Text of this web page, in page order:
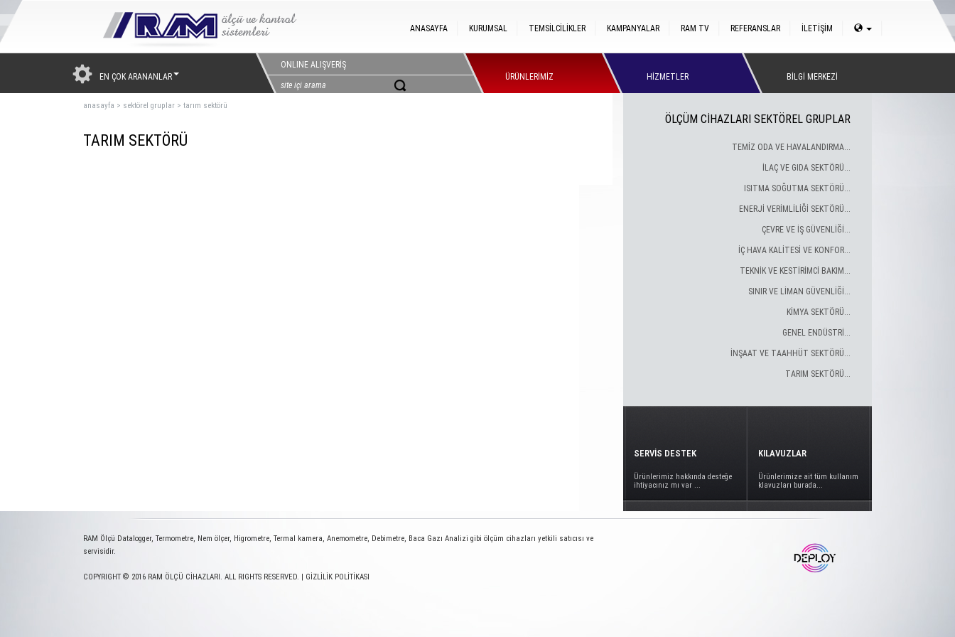
İLETİŞİM
REFERANSLAR
RAM TV
KAMPANYALAR
TEMSİLCİLİKLER
KURUMSAL
ANASAYFA
EN ÇOK ARANANLAR
ONLINE ALIŞVERİŞ
ÜRÜNLERİMİZ
HİZMETLER BİLGİ MERKEZİ
anasayfa > sektörel gruplar > tarım sektörü
TARIM SEKTÖRÜ
ÖLÇÜM CİHAZLARI SEKTÖREL GRUPLAR
TEMİZ ODA VE HAVALANDIRMA...
İLAÇ VE GIDA SEKTÖRÜ...
ISITMA SOĞUTMA SEKTÖRÜ...
ENERJİ VERİMLİLİĞİ SEKTÖRÜ...
ÇEVRE VE İŞ GÜVENLİĞİ...
İÇ HAVA KALİTESİ VE KONFOR...
TEKNİK VE KESTİRİMCİ BAKIM...
SINIR VE LİMAN GÜVENLİĞİ...
KİMYA SEKTÖRÜ...
GENEL ENDÜSTRİ...
İNŞAAT VE TAAHHÜT SEKTÖRÜ...
TARIM SEKTÖRÜ...
SERVİS DESTEK
Ürünlerimiz hakkında desteğe
ihtiyacınız mı var ...
KILAVUZLAR
Ürünlerimize ait tüm kullanım
klavuzları burada...
RAM Ölçü Datalogger, Termometre, Nem ölçer, Higrometre, Termal kamera, Anemometre, Debimetre, Baca Gazı Analizi gibi ölçüm cihazları yetkili satıcısı ve
servisidir.
COPYRIGHT © 2016 RAM ÖLÇÜ CİHAZLARI. ALL RIGHTS RESERVED. | GİZLİLİK POLİTİKASI
www.deploy.com.tr